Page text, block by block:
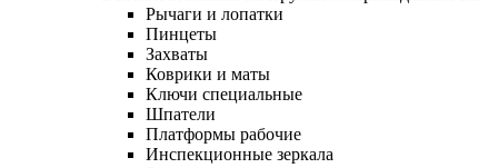
Рычаги и лопатки
Пинцеты
Захваты
Коврики и маты
Ключи специальные
Шпатели
Платформы рабочие
Инспекционные зеркала